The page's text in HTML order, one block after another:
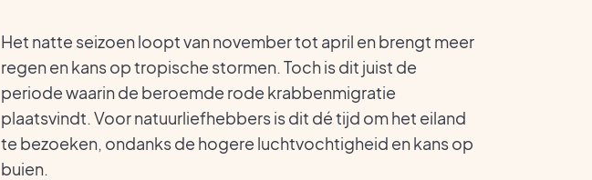
Het natte seizoen loopt van november tot april en brengt meer
regen en kans op tropische stormen. Toch is dit juist de
periode waarin de beroemde rode krabbenmigratie
plaatsvindt. Voor natuurliefhebbers is dit dé tijd om het eiland
te bezoeken, ondanks de hogere luchtvochtigheid en kans op
buien.